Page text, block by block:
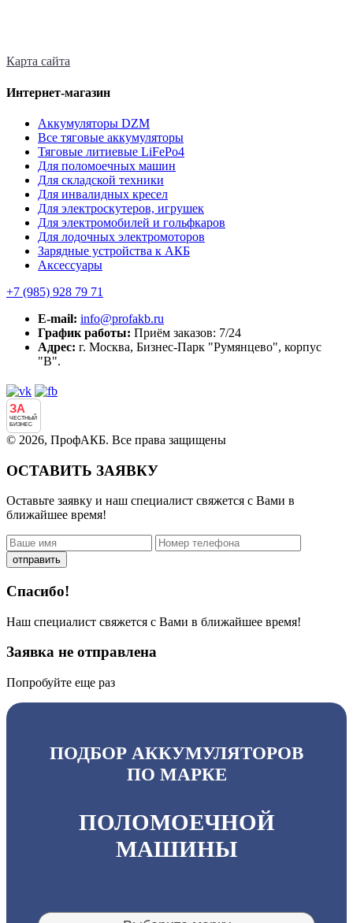
Карта сайта
Интернет-магазин
Аккумуляторы DZM
Все тяговые аккумуляторы
Тяговые литиевые LiFePo4
Для поломоечных машин
Для складской техники
Для инвалидных кресел
Для электроскутеров, игрушек
Для электромобилей и гольфкаров
Для лодочных электромоторов
Зарядные устройства к АКБ
Аксессуары
+7 (985) 928 79 71
E-mail: info@profakb.ru
График работы: Приём заказов: 7/24
Адрес: г. Москва, Бизнес-Парк "Румянцево", корпус
"В".
ЗА
ЧЕСТНЫЙ
БИЗНЕС
© 2026, ПрофАКБ. Все права защищены
ОСТАВИТЬ ЗАЯВКУ
Оставьте заявку и наш специалист свяжется с Вами в
ближайшее время!
отправить
Спасибо!
Наш специалист свяжется с Вами в ближайшее время!
Заявка не отправлена
Попробуйте еще раз
ПОДБОР АККУМУЛЯТОРОВ
ПО МАРКЕ
ПОЛОМОЕЧНОЙ
МАШИНЫ